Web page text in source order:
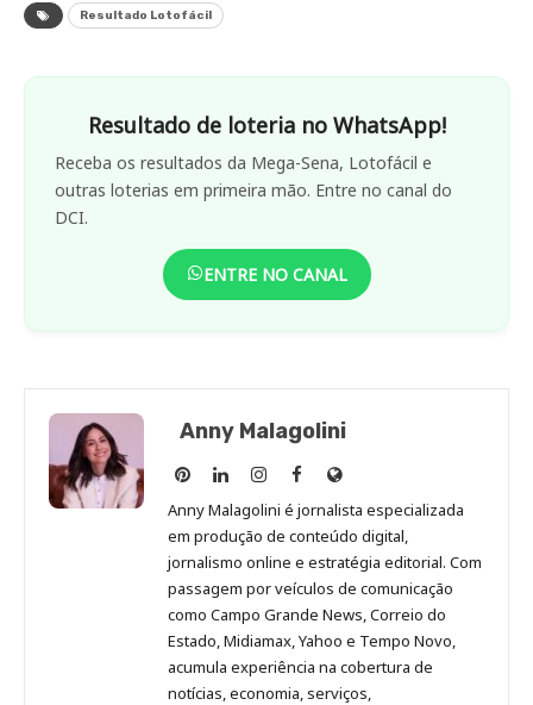
Resultado Lotofácil
Resultado de loteria no WhatsApp!
Receba os resultados da Mega-Sena, Lotofácil e
outras loterias em primeira mão. Entre no canal do
DCI.
ENTRE NO CANAL
Anny Malagolini
Anny
Malagolini
no
Pinterest
Anny
Malagolini
no
LinkedIn
Anny
Malagolini
no
Instagram
Anny
Malagolini
no
Facebook
Site
de
Anny
Malagolini
Anny Malagolini é jornalista especializada
em produção de conteúdo digital,
jornalismo online e estratégia editorial. Com
passagem por veículos de comunicação
como Campo Grande News, Correio do
Estado, Midiamax, Yahoo e Tempo Novo,
acumula experiência na cobertura de
notícias, economia, serviços,